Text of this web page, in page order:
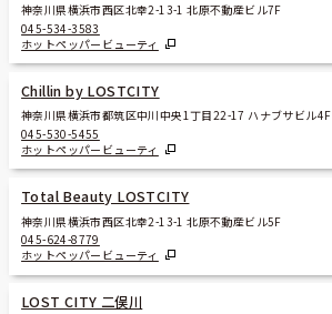
神奈川県横浜市西区北幸2-13-1 北原不動産ビル7F
045-534-3583
ホットペッパービューティ
Chillin by LOSTCITY
神奈川県横浜市都筑区中川中央1丁目22-17 ハナブサビル4F
045-530-5455
ホットペッパービューティ
Total Beauty LOSTCITY
神奈川県横浜市西区北幸2-13-1 北原不動産ビル5F
045-624-8779
ホットペッパービューティ
LOST CITY 二俣川